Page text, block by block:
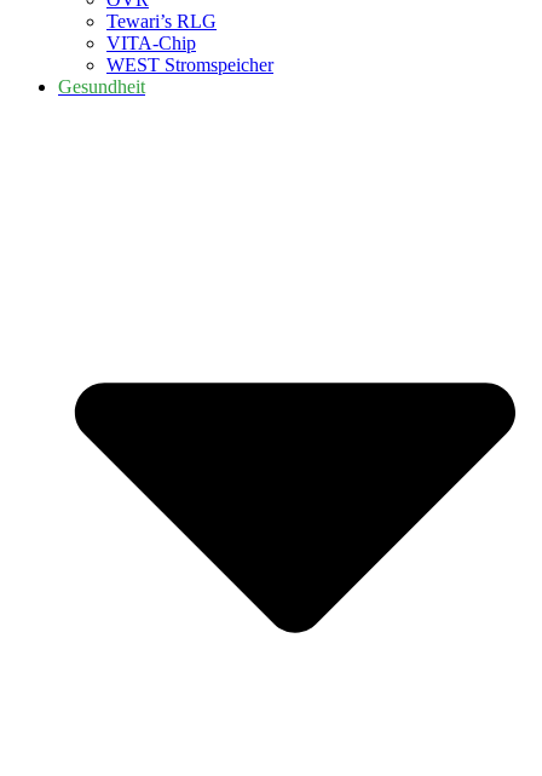
Tewari’s RLG
VITA-Chip
WEST Stromspeicher
Gesundheit